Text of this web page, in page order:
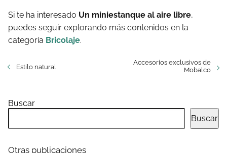
Si te ha interesado Un miniestanque al aire libre,
puedes seguir explorando más contenidos en la
categoría Bricolaje.
Estilo natural
Accesorios exclusivos de
Mobalco
Buscar
Buscar
Otras publicaciones